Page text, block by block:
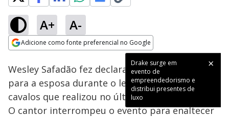
A+ A-
Adicione como fonte preferencial no Google
Drake surge em
evento de
empreendedorismo e
distribui presentes de
luxo
Ativar
100.00%
Wesley Safadão fez declaração emocionante
para a esposa durante o leilão milionário de
cavalos que realizou no último final de semana.
O cantor interrompeu o evento para enaltecer